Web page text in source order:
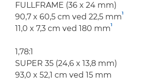
FULLFRAME (36 x 24 mm)
90,7 x 60,5 cm ved 22,5 mm1
11,0 x 7,3 cm ved 180 mm1
1,78:1
SUPER 35 (24,6 x 13,8 mm)
93,0 x 52,1 cm ved 15 mm